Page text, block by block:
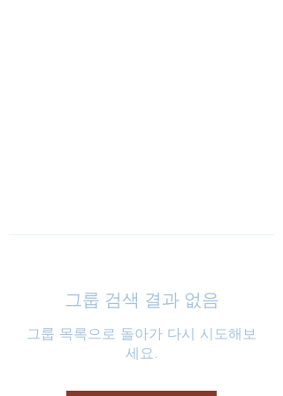
그룹 검색 결과 없음
그룹 목록으로 돌아가 다시 시도해보
세요.